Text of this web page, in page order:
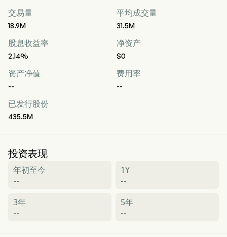
交易量
18.9M
平均成交量
31.5M
股息收益率
2.14%
净资产
$0
资产净值
--
费用率
--
已发行股份
435.5M
投资表现
年初至今
--
1Y
--
3年
--
5年
--